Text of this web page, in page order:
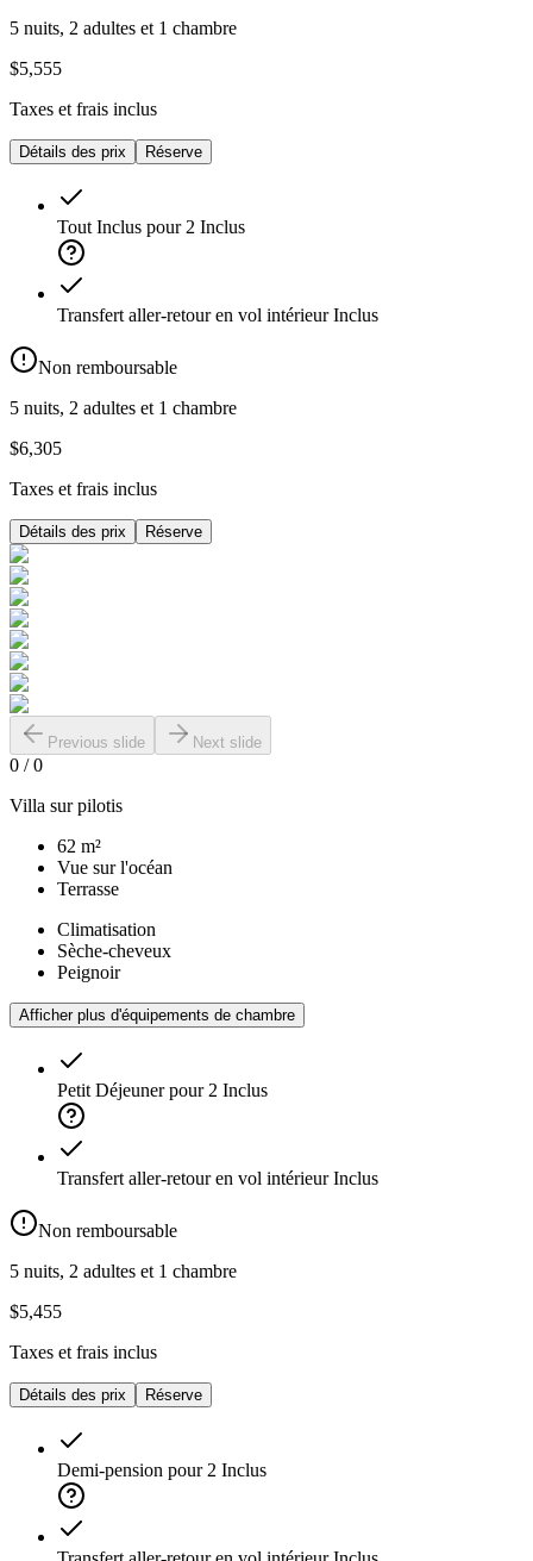
5 nuits, 2 adultes et 1 chambre
$5,555
Taxes et frais inclus
Détails des prix Réserve
Tout Inclus pour 2 Inclus
Transfert aller-retour en vol intérieur Inclus
Non remboursable
5 nuits, 2 adultes et 1 chambre
$6,305
Taxes et frais inclus
Détails des prix Réserve
Previous slide Next slide
0 /0
Villa sur pilotis
62 m²
Vue sur l'océan
Terrasse
Climatisation
Sèche-cheveux
Peignoir
Afficher plus d'équipements de chambre
Petit Déjeuner pour 2 Inclus
Transfert aller-retour en vol intérieur Inclus
Non remboursable
5 nuits, 2 adultes et 1 chambre
$5,455
Taxes et frais inclus
Détails des prix Réserve
Demi-pension pour 2 Inclus